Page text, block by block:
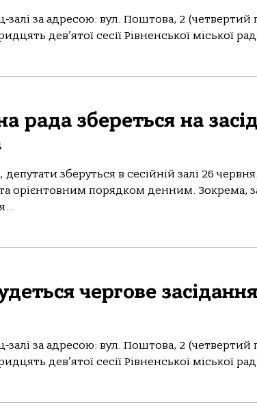
за адресою: вул. Поштова, 2 (четвертий
дев’ятої сесії Рівненської міської
рада збереться на
зберуться в сесійній залі 26
орієнтовним порядком денним. Зокрема,
чергове засідання
за адресою: вул. Поштова, 2 (четвертий
дев’ятої сесії Рівненської міської